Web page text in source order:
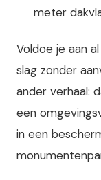
meter
Voldoe je aan
slag zonder
ander verhaal:
een
in een